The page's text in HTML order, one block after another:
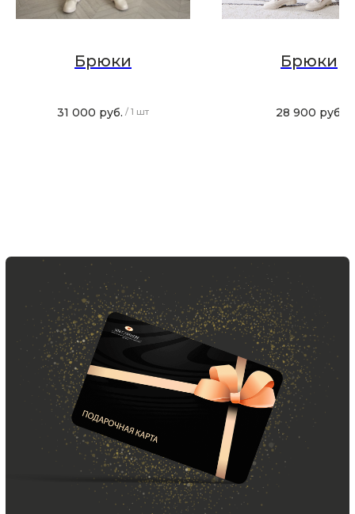
Брюки
31 000 руб. / 1 шт
Брюки
28 900 руб.
Ваш e-mail
ООО «МИР КАШЕМИРА» © 2023
Все права защищены.
Политика
конфиденциальности